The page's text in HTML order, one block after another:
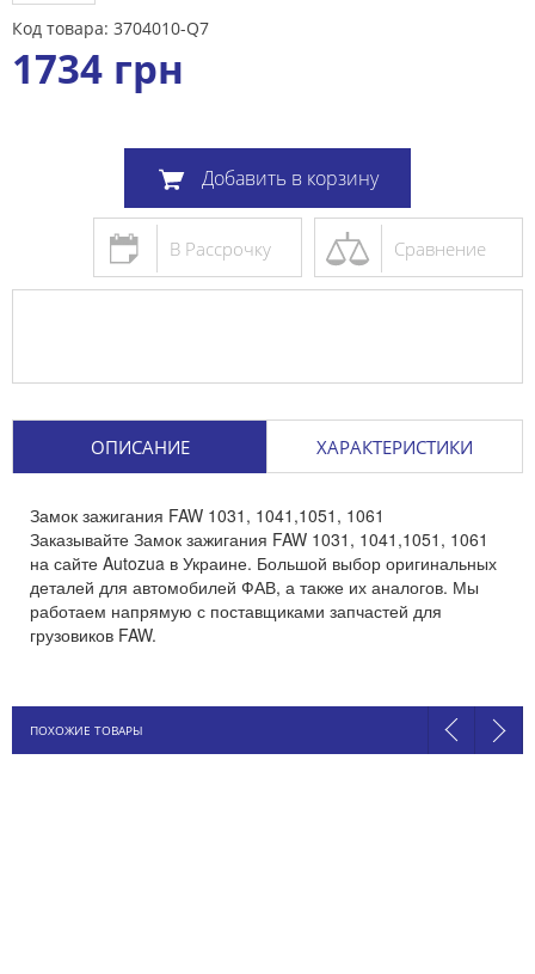
Код товара: 3704010-Q7
1734 грн
Добавить в корзину
Сравнение
В Рассрочку
ОПИСАНИЕ ХАРАКТЕРИСТИКИ
Замок зажигания FAW 1031, 1041,1051, 1061
Заказывайте Замок зажигания FAW 1031, 1041,1051, 1061
на сайте Autozua в Украине. Большой выбор оригинальных
деталей для автомобилей ФАВ, а также их аналогов. Мы
работаем напрямую с поставщиками запчастей для
грузовиков FAW.
ПОХОЖИЕ ТОВАРЫ